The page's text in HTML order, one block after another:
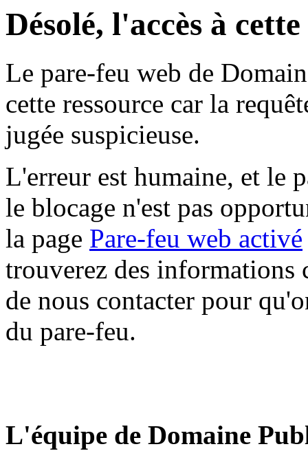
Désolé, l'accès à
Le pare-feu web de
cette ressource car la
jugée suspicieuse.
L'erreur est humaine, et le
le blocage n'est pas
la page Pare-feu web activé
trouverez des informations
de nous contacter pour
du pare-feu.
L'équipe de Domaine